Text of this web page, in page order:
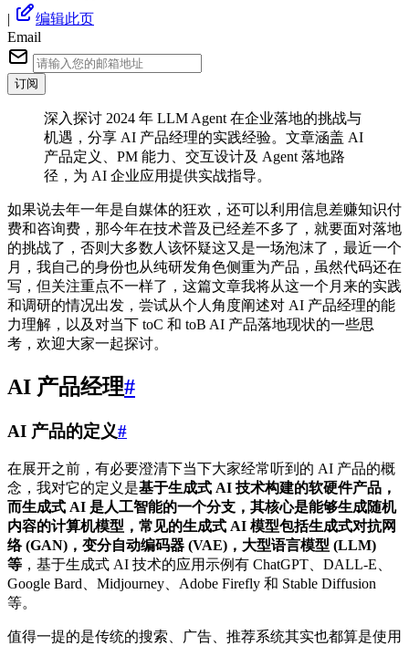
|
编辑此页
Email
订阅
深入探讨 2024 年 LLM Agent 在企业落地的挑战与
机遇，分享 AI 产品经理的实践经验。文章涵盖 AI
产品定义、PM 能力、交互设计及 Agent 落地路
径，为 AI 企业应用提供实战指导。
如果说去年一年是自媒体的狂欢，还可以利用信息差赚知识付
费和咨询费，那今年在技术普及已经差不多了，就要面对落地
的挑战了，否则大多数人该怀疑这又是一场泡沫了，最近一个
月，我自己的身份也从纯研发角色侧重为产品，虽然代码还在
写，但关注重点不一样了，这篇文章我将从这一个月来的实践
和调研的情况出发，尝试从个人角度阐述对 AI 产品经理的能
力理解，以及对当下 toC 和 toB AI 产品落地现状的一些思
考，欢迎大家一起探讨。
AI 产品经理#
AI 产品的定义#
在展开之前，有必要澄清下当下大家经常听到的 AI 产品的概
念，我对它的定义是基于生成式 AI 技术构建的软硬件产品，
而生成式 AI 是人工智能的一个分支，其核心是能够生成随机
内容的计算机模型，常见的生成式 AI 模型包括生成式对抗网
络 (GAN)，变分自动编码器 (VAE)，大型语言模型 (LLM)
等 ，基于生成式 AI 技术的应用示例有 ChatGPT、DALL-E、
Google Bard、Midjourney、Adobe Firefly 和 Stable Diffusion
等。
值得一提的是传统的搜索、广告、推荐系统其实也都算是使用